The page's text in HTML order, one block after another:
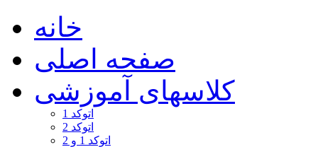
خانه
صفحه اصلی
کلاسهای آموزشی
اتوکد 1
اتوکد 2
اتوکد 1 و 2